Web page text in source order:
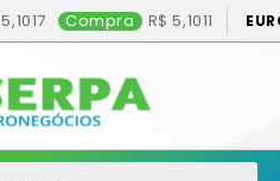
5,1017 Compra 5,1011